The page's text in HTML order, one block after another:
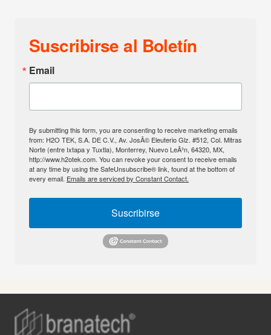
Suscribirse al Boletín
Email
By submitting this form, you are consenting to receive marketing emails
from: H2O TEK, S.A. DE C.V., Av. JosÃ© Eleuterio Glz. #512, Col. Mitras
Norte (entre Ixtapa y Tuxtla), Monterrey, Nuevo LeÃ³n, 64320, MX,
http://www.h2otek.com. You can revoke your consent to receive emails
at any time by using the SafeUnsubscribe® link, found at the bottom of
every email. Emails are serviced by Constant Contact.
Suscribirse